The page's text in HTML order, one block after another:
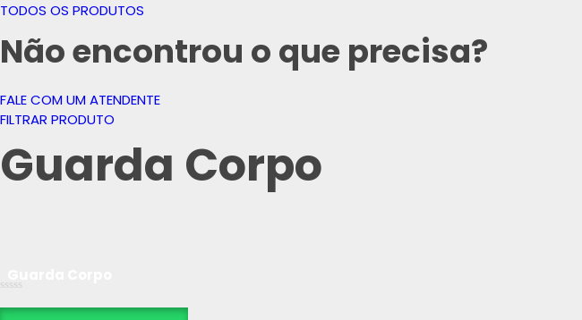
TODOS OS PRODUTOS
Não encontrou o que precisa?
FALE COM UM ATENDENTE
FILTRAR PRODUTO
Guarda Corpo
0